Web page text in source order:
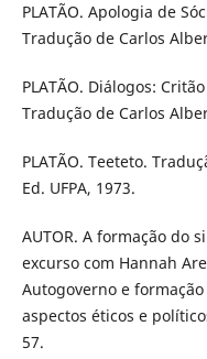
PLATÃO. Apologia de
Tradução de Carlos
PLATÃO. Diálogos:
Tradução de Carlos
PLATÃO. Teeteto.
Ed. UFPA, 1973.
AUTOR. A formação do
excurso com Hannah
Autogoverno e
aspectos éticos e
57.